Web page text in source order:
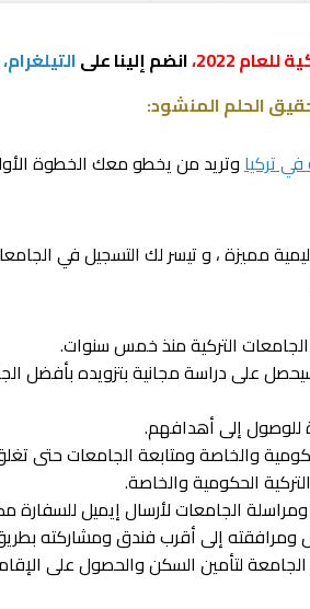
2022، انضم إلينا علىالتيلغرام،
الحلم المنشود:
تركياوتريد من يخطو معك الخطوة
مميزة ، و تيسر لك التسجيل في
على دراسة مجانية بتزويده بأفضل
الجامعة لتأمين السكن والحصول على